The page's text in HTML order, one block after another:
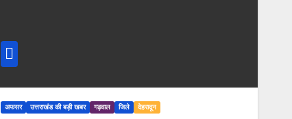
अफसर उत्तराखंड की बड़ी खबर गढ़वाल जिले देहरादून